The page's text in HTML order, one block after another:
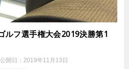
ルフ選手権大会2019決勝第1
公開日： 2019年11月13日